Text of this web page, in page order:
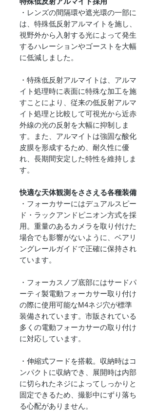
・レンズの間隔環や遮光環の一部に
は、特殊低反射アルマイトを施し、
視野外から入射する光によって発生
するハレーションやゴーストを大幅
に低減しました。
・特殊低反射アルマイトは、アルマ
イト処理時に表面に特殊な加工を施
すことにより、従来の低反射アルマ
イト処理と比較して可視光から近赤
外線の光の反射を大幅に抑制しま
す。また、アルマイトは強固な酸化
皮膜を形成するため、耐久性に優
れ、長期間安定した特性を維持しま
す。
快適な天体観測をささえる各種装備
・フォーカサーにはデュアルスピー
ド・ラックアンドピニオン方式を採
用。重量のあるカメラを取り付けた
場合でも影響がないように、ベアリ
ングレールガイドで正確に保持され
ています。
・フォーカスノブ底部にはサードパ
ーティ製電動フォーカサー取り付け
の際に使用可能なM4ネジ穴が標準
装備されています。市販されている
多くの電動フォーカサーの取り付け
に対応しています。
・伸縮式フードを搭載。収納時はコ
ンパクトに収納でき、展開時は内部
に切られたネジによってしっかりと
固定できるため、撮影中にずり落ち
る心配がありません。